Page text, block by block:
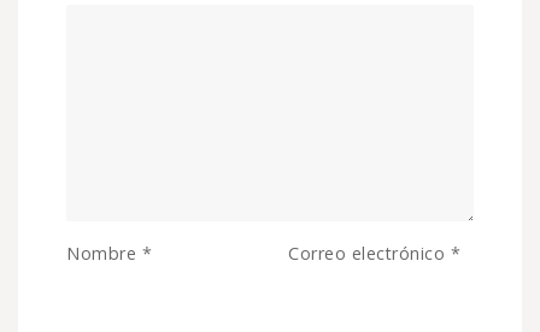
Nombre * Correo electrónico *